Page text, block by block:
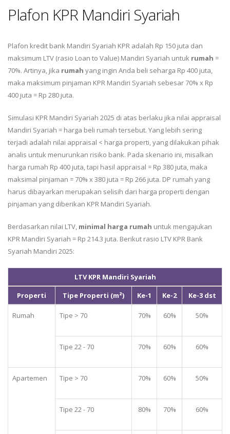
Plafon KPR Mandiri Syariah
Plafon kredit bank Mandiri Syariah KPR adalah Rp 150 juta dan
maksimum LTV (rasio Loan to Value) Mandiri Syariah untuk rumah =
70%. Artinya, jika rumah yang ingin Anda beli seharga Rp 400 juta,
maka maksimum pinjaman KPR Mandiri Syariah sebesar 70% x Rp
400 juta = Rp 280 juta.
Simulasi KPR Mandiri Syariah 2025 di atas berlaku jika nilai appraisal
Mandiri Syariah = harga beli rumah tersebut. Yang lebih sering
terjadi adalah nilai appraisal < harga properti, yang dilakukan pihak
analis untuk menurunkan risiko bank. Pada skenario ini, misalkan
harga rumah Rp 400 juta, tapi hasil appraisal = Rp 380 juta, maka
maksimal pinjaman = 70% x 380 juta = Rp 266 juta. DP rumah yang
harus dibayarkan merupakan selisih dari harga properti dengan
pinjaman yang diberikan KPR Mandiri Syariah.
Berdasarkan nilai LTV, minimal harga rumah untuk mengajukan
KPR Mandiri Syariah = Rp 214.3 juta. Berikut rasio LTV KPR Bank
Syariah Mandiri 2025:
LTV KPR Mandiri Syariah
Properti
Tipe Properti (m²) Ke-1 Ke-2 Ke-3 dst
Rumah Tipe > 70 70% 60% 50%
Tipe 22 - 70 70% 60% 60%
Apartemen Tipe > 70 70% 60% 50%
Tipe 22 - 70 80% 70% 60%